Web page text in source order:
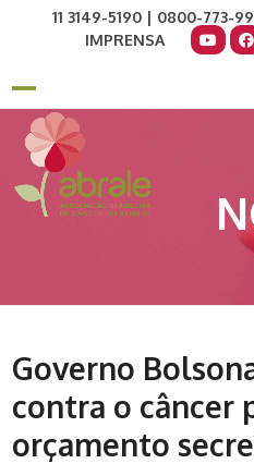
11 3149-5190 | 0800-773-
IMPRENSA
Open
mobile
menu
Close
mobile
menu
Governo
contra o câncer
orçamento